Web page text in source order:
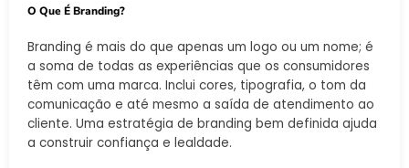
O Que É Branding?
Branding é mais do que apenas um logo ou um nome; é
a soma de todas as experiências que os consumidores
têm com uma marca. Inclui cores, tipografia, o tom da
comunicação e até mesmo a saída de atendimento ao
cliente. Uma estratégia de branding bem definida ajuda
a construir confiança e lealdade.